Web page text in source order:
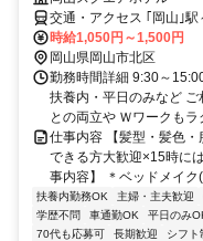
交通・アクセス ｢岡山｣
時給1,050円～1,500円
岡山県岡山市北区
勤務時間詳細 9:30～
扶養内・平日のみなど
との両立や Ｗワークもラ
仕事内容 【髪型・髪色
できる方大歓迎×15時に
事内容】 ＊ベッドメイク
扶養内勤務OK 主婦・主夫歓迎
学歴不問
車通勤OK 平日のみ
70代も応募可
長期歓迎 シフト